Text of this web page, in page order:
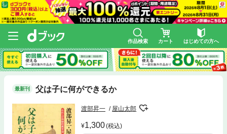
作品検索 カート はじめての方へ
最新刊 父は子に何ができるか
渡部昇一 屋山太郎
1,300(税込)